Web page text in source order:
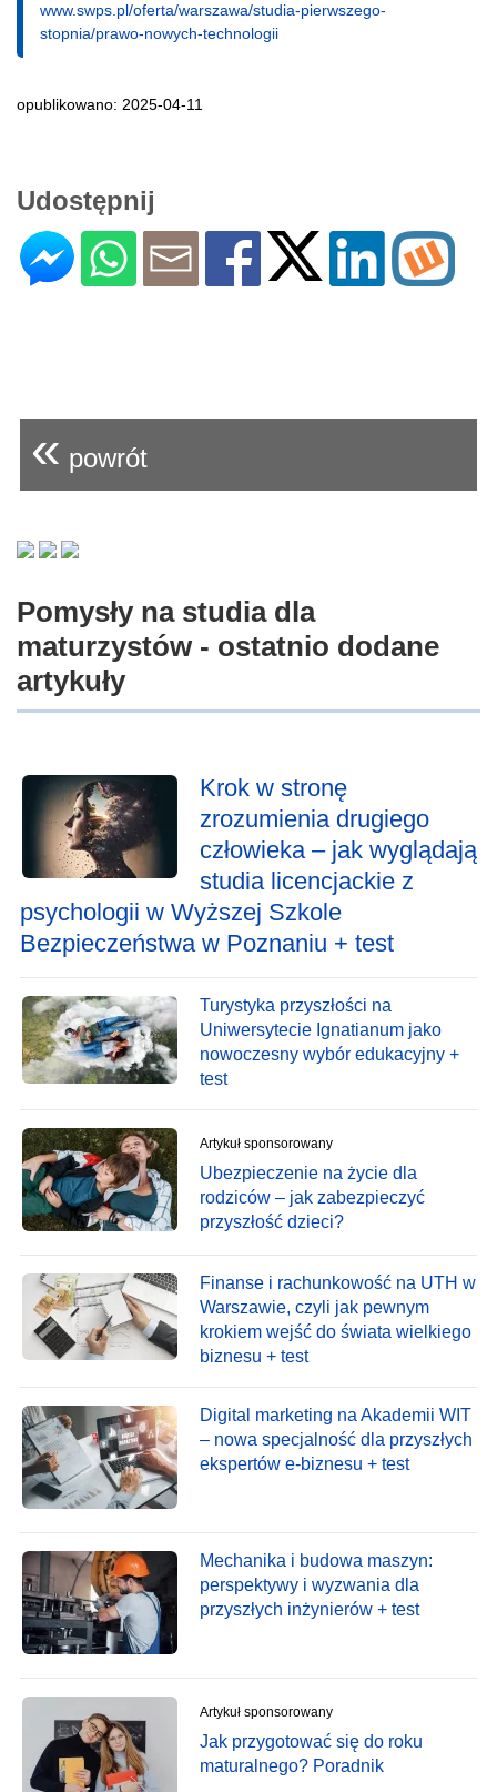
www.swps.pl/oferta/warszawa/studia-pierwszego-
stopnia/prawo-nowych-technologii
opublikowano: 2025-04-11
Udostępnij
« powrót
Pomysły na studia dla
maturzystów - ostatnio dodane
artykuły
Krok w stronę
zrozumienia drugiego
człowieka – jak wyglądają
studia licencjackie z
psychologii w Wyższej Szkole
Bezpieczeństwa w Poznaniu + test
Turystyka przyszłości na
Uniwersytecie Ignatianum jako
nowoczesny wybór edukacyjny +
test
Artykuł sponsorowany
Ubezpieczenie na życie dla
rodziców – jak zabezpieczyć
przyszłość dzieci?
Finanse i rachunkowość na UTH w
Warszawie, czyli jak pewnym
krokiem wejść do świata wielkiego
biznesu + test
Digital marketing na Akademii WIT
– nowa specjalność dla przyszłych
ekspertów e-biznesu + test
Mechanika i budowa maszyn:
perspektywy i wyzwania dla
przyszłych inżynierów + test
Artykuł sponsorowany
Jak przygotować się do roku
maturalnego? Poradnik